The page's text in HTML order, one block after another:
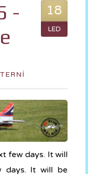
18
LED
-
few days. It will
days. It will be